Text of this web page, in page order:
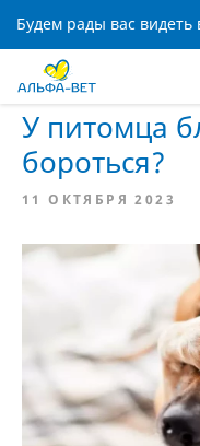
Главная
У питомца
бороться?
11 ОКТЯБРЯ 2023